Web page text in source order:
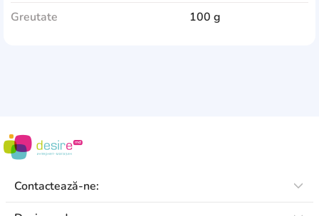
Greutate
100 g
Contactează-ne: